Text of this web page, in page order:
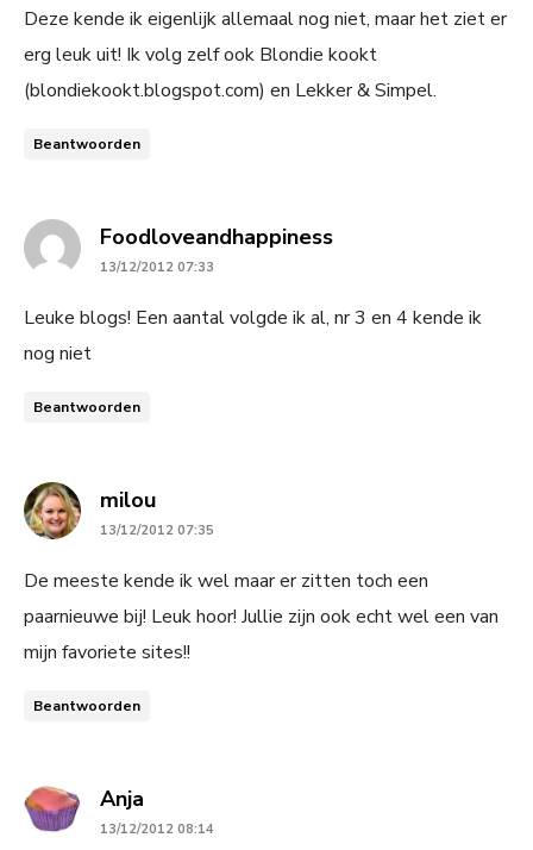
Deze kende ik eigenlijk allemaal nog niet, maar het ziet er
erg leuk uit! Ik volg zelf ook Blondie kookt
(blondiekookt.blogspot.com) en Lekker & Simpel.
Beantwoorden
Foodloveandhappinesssays:
13/12/2012 07:33
Leuke blogs! Een aantal volgde ik al, nr 3 en 4 kende ik
nog niet
Beantwoorden
milousays:
13/12/2012 07:35
De meeste kende ik wel maar er zitten toch een
paarnieuwe bij! Leuk hoor! Jullie zijn ook echt wel een van
mijn favoriete sites!!
Beantwoorden
Anja
13/12/2012 08:14